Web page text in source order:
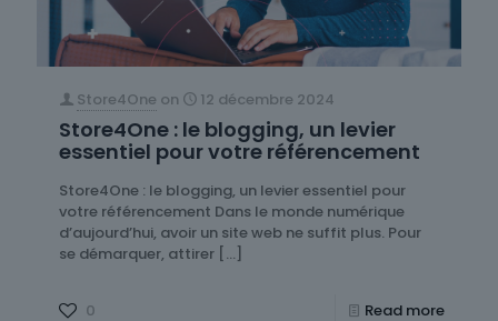
Store4One on 12 décembre 2024
Store4One : le blogging, un levier
essentiel pour votre référencement
Store4One : le blogging, un levier essentiel pour
votre référencement Dans le monde numérique
d’aujourd’hui, avoir un site web ne suffit plus. Pour
se démarquer, attirer […]
0 Read more